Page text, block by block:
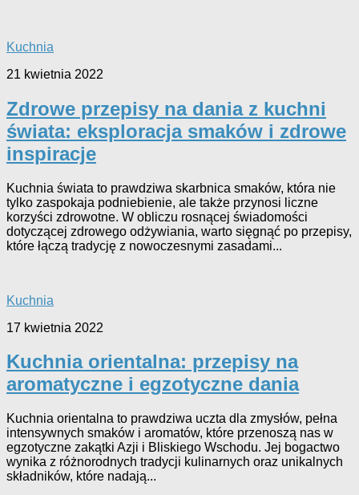
Kuchnia
21 kwietnia 2022
Zdrowe przepisy na dania z kuchni
świata: eksploracja smaków i zdrowe
inspiracje
Kuchnia świata to prawdziwa skarbnica smaków, która nie
tylko zaspokaja podniebienie, ale także przynosi liczne
korzyści zdrowotne. W obliczu rosnącej świadomości
dotyczącej zdrowego odżywiania, warto sięgnąć po przepisy,
które łączą tradycję z nowoczesnymi zasadami...
Kuchnia
17 kwietnia 2022
Kuchnia orientalna: przepisy na
aromatyczne i egzotyczne dania
Kuchnia orientalna to prawdziwa uczta dla zmysłów, pełna
intensywnych smaków i aromatów, które przenoszą nas w
egzotyczne zakątki Azji i Bliskiego Wschodu. Jej bogactwo
wynika z różnorodnych tradycji kulinarnych oraz unikalnych
składników, które nadają...